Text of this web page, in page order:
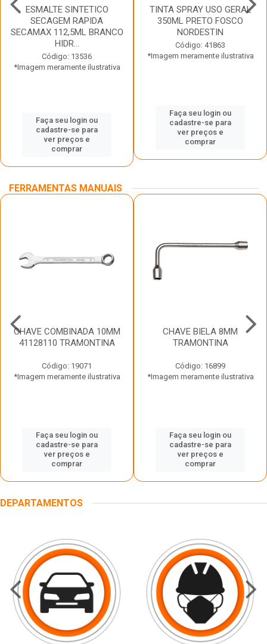
ESMALTE SINTETICO
SECAGEM RAPIDA
SECAMAX 112,5ML BRANCO
HIDR...
Código: 13536
*Imagem meramente ilustrativa
Faça seu login ou
cadastre-se para
ver preços e
comprar
TINTA SPRAY USO GERAL
350ML PRETO FOSCO
NORDESTIN
Código: 41863
*Imagem meramente ilustrativa
Faça seu login ou
cadastre-se para
ver preços e
comprar
FERRAMENTAS MANUAIS
CHAVE COMBINADA 10MM
41128110 TRAMONTINA
Código: 19071
*Imagem meramente ilustrativa
Faça seu login ou
cadastre-se para
ver preços e
comprar
CHAVE BIELA 8MM
TRAMONTINA
Código: 16899
*Imagem meramente ilustrativa
Faça seu login ou
cadastre-se para
ver preços e
comprar
DEPARTAMENTOS